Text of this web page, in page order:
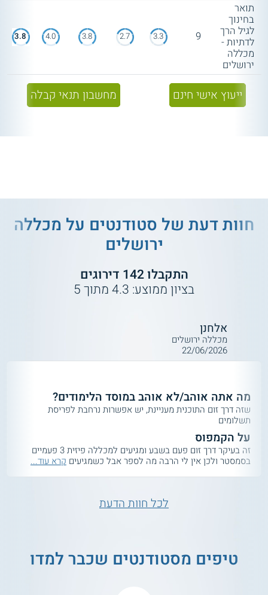
תואר
בחינוך
לגיל הרך
לדתיות -
מכללה
ירושלים
9
3.3
2.7
3.8
4.0
3.8
ייעוץ אישי חינם מחשבון תנאי קבלה
חוות דעת של סטודנטים על מכללה
ירושלים
התקבלו142 דירוגים
בציון ממוצע: 4.3מתוך5
אלחנן
מכללה ירושלים
22/06/2026
מה אתה אוהב/לא אוהב במוסד הלימודים?
שזה דרך זום התוכנית מעניינת, יש אפשרות נרחבת לפריסת
תשלומים
על הקמפוס
זה בעיקר דרך זום פעם בשבע ומגיעים למכללה פיזית 3 פעמיים
בסמסטר ולכן אין לי הרבה מה לספר אבל כשמגיעים קרא עוד...
לכל חוות הדעת
טיפים מסטודנטים שכבר למדו